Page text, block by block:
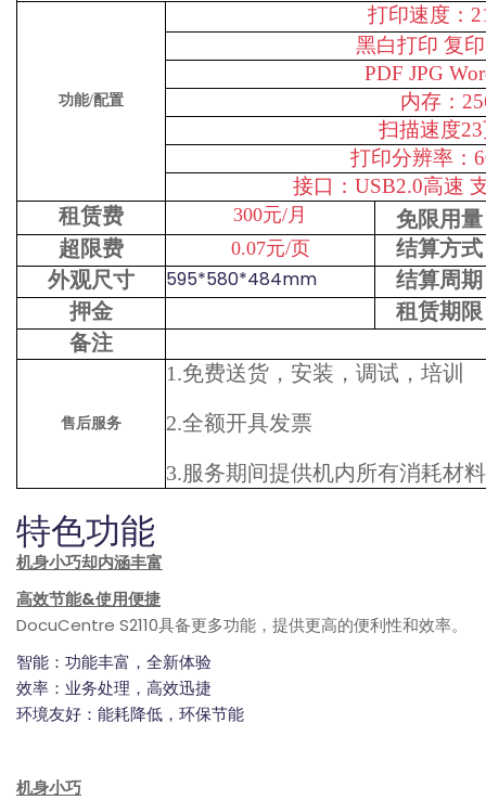
功能/配置
打印速度： 2
黑白打印 复
PDF JPG
内存：
扫描速度
打印分辨率：
接口：USB2.0高速
租赁费 300元/月
免限用量
超限费
0.07元/页
结算方式
外观尺寸
595*580*484mm
结算周期
押金
租赁期限
备注
售后服务
1.免费送货，安装，调试，培训
2.全额开具发票
3.服务期间提供机内所有消耗材
特色功能
机身小巧却内涵丰富
高效节能&使用便捷
DocuCentre S2110具备更多功能，提供更高的便利性和效率。
智能：功能丰富，全新体验
效率：业务处理，高效迅捷
环境友好：能耗降低，环保节能
机身小巧